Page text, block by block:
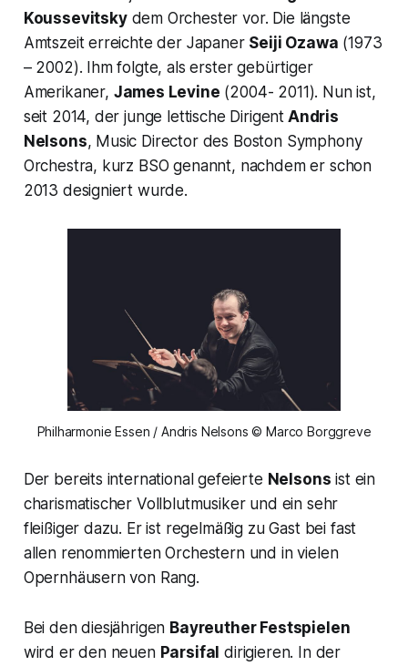
Koussevitskydem Orchester vor. Die längste
Amtszeit erreichte der Japaner Seiji Ozawa (1973
– 2002). Ihm folgte, als erster gebürtiger
Amerikaner, James Levine (2004- 2011). Nun ist,
seit 2014, der junge lettische Dirigent Andris
Nelsons, Music Director des Boston Symphony
Orchestra, kurz BSO genannt, nachdem er schon
2013 designiert wurde.
Philharmonie Essen / Andris Nelsons © Marco Borggreve
Der bereits international gefeierte Nelsons ist ein
charismatischer Vollblutmusiker und ein sehr
fleißiger dazu. Er ist regelmäßig zu Gast bei fast
allen renommierten Orchestern und in vielen
Opernhäusern von Rang.
Bei den diesjährigen Bayreuther Festspielen
wird er den neuen Parsifal dirigieren. In der